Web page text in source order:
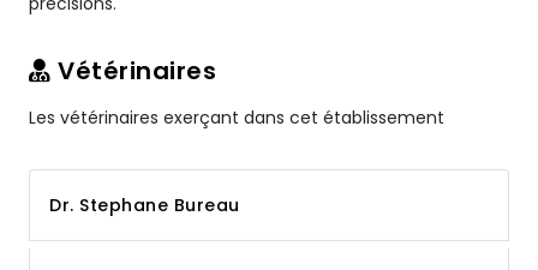
Vétérinaires
Les vétérinaires exerçant dans cet établissement
Dr. Stephane Bureau